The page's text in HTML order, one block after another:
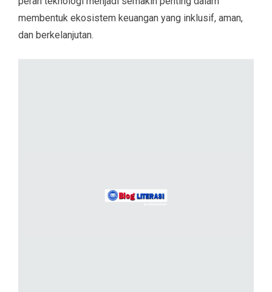
membentuk ekosistem keuangan yang inklusif, aman,
dan berkelanjutan.